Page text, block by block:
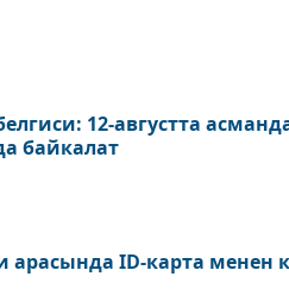
12-августта
байкалат
арасында ID-карта менен